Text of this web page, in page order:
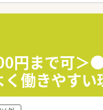
正社員として活躍
る姿勢と、チーム
ある方でも前向き
ており、地域に根
人宅訪問や終末期
円まで可
く働きやす